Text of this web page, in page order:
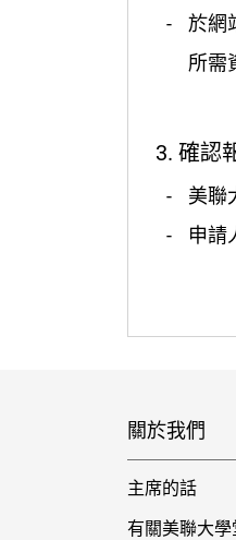
於網
所需
3. 確認
美聯
申請
關於我們
主席的話
有關美聯大學